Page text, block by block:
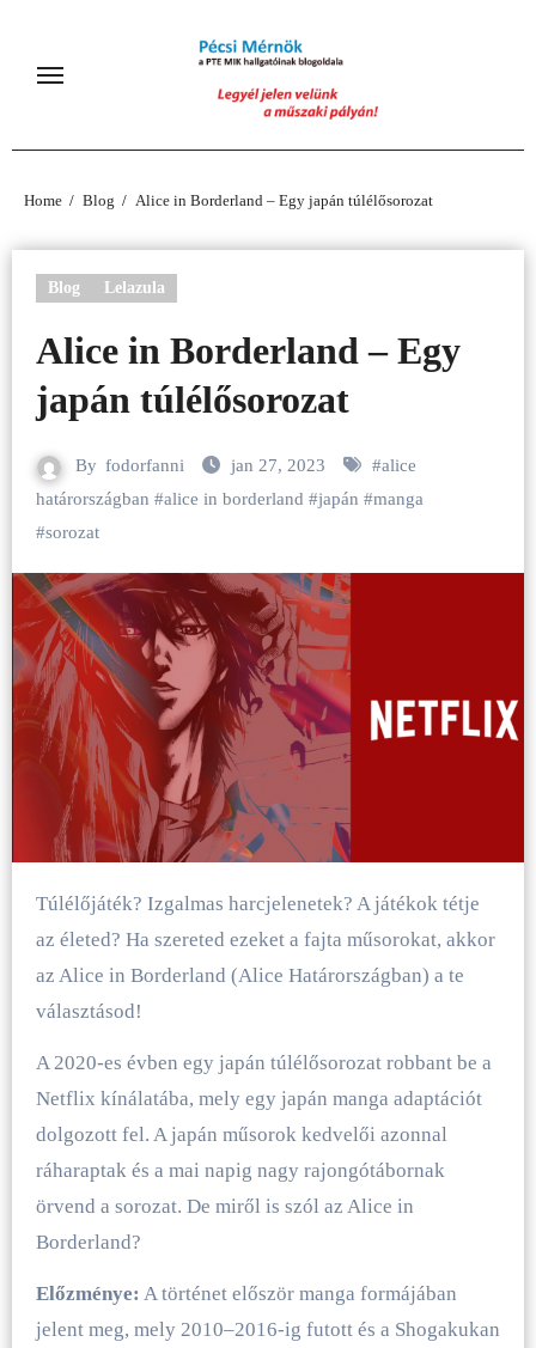
content
Home Blog Alice in Borderland – Egy japán túlélősorozat
Blog Lelazula
Alice in Borderland – Egy
japán túlélősorozat
By fodorfanni jan 27, 2023 #alice
határországban #alice in borderland #japán #manga
#sorozat
Túlélőjáték? Izgalmas harcjelenetek? A játékok tétje
az életed? Ha szereted ezeket a fajta műsorokat, akkor
az Alice in Borderland (Alice Határországban) a te
választásod!
A 2020-es évben egy japán túlélősorozat robbant be a
Netflix kínálatába, mely egy japán manga adaptációt
dolgozott fel. A japán műsorok kedvelői azonnal
ráharaptak és a mai napig nagy rajongótábornak
örvend a sorozat. De miről is szól az Alice in
Borderland?
Előzménye: A történet először manga formájában
jelent meg, mely 2010–2016-ig futott és a Shogakukan